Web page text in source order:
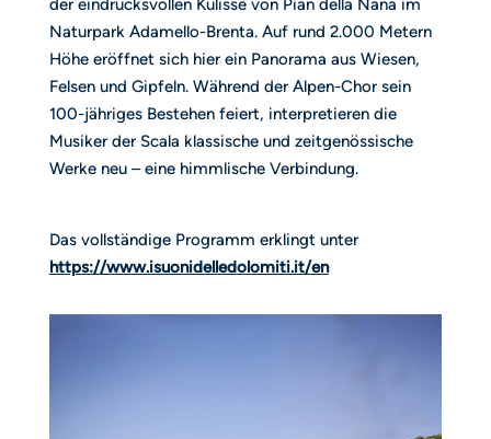
der eindrucksvollen Kulisse von Pian della Nana im
Naturpark Adamello-Brenta. Auf rund 2.000 Metern
Höhe eröffnet sich hier ein Panorama aus Wiesen,
Felsen und Gipfeln. Während der Alpen-Chor sein
100-jähriges Bestehen feiert, interpretieren die
Musiker der Scala klassische und zeitgenössische
Werke neu – eine himmlische Verbindung.
Das vollständige Programm erklingt unter
https://www.isuonidelledolomiti.it/en